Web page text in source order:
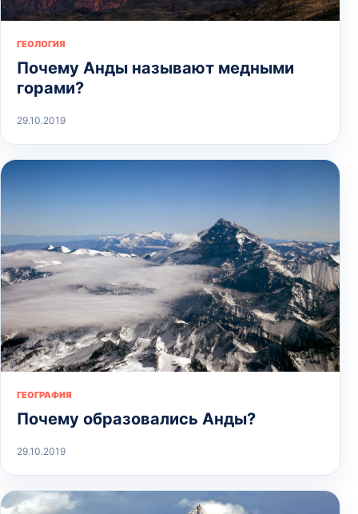
ГЕОЛОГИЯ
Почему Анды называют медными
горами?
29.10.2019
ГЕОГРАФИЯ
Почему образовались Анды?
29.10.2019